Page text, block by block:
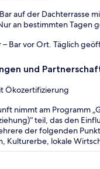
auf der Dachterrasse
an bestimmten Tagen
– Bar vor Ort. Täglich
und
Ökozertifizierung
nimmt am Programm
teil, das den
der folgenden
Kulturerbe, lokale